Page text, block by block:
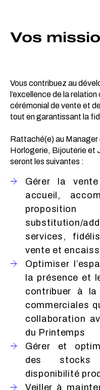
Vos
Vous contribuez au
l’excellence de la
cérémonial de vente et
tout en garantissant la
Rattaché(e) au Manager
Horlogerie, Bijouterie et
seront les suivantes :
Gérer la
accueil,
substitution/
services,
vente et
Optimiser
la présence et
contribuer à la
commerciales
collaboration
du Printemps
Gérer et
des stocks
disponibilité
Veiller à